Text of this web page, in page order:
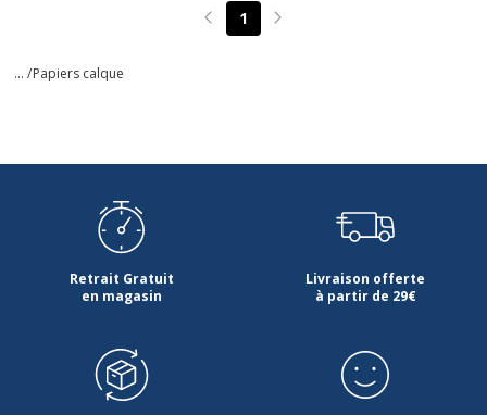
Page précédente
1 Page suivante
... /Papiers calque
Retrait Gratuit
en magasin
Livraison offerte
à partir de 29€